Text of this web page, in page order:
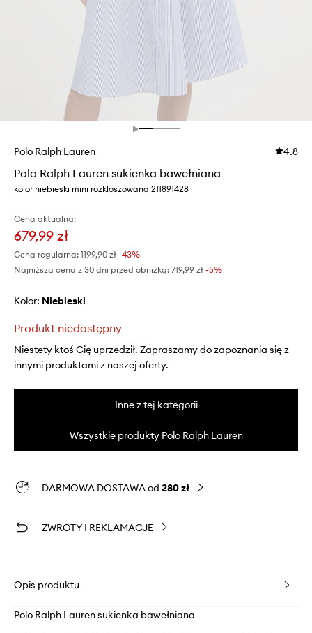
Polo Ralph Lauren 4.8
Polo Ralph Lauren sukienka bawełniana
kolor niebieski mini rozkloszowana 211891428
Cena aktualna:
679,99 zł
Cena regularna: 1199,90 zł -43%
Najniższa cena z 30 dni przed obniżką: 719,99 zł -5%
Kolor: niebieski
Produkt niedostępny
Niestety ktoś Cię uprzedził. Zapraszamy do zapoznania się z
innymi produktami z naszej oferty.
Inne z tej kategorii
Wszystkie produkty Polo Ralph Lauren
DARMOWA DOSTAWA od 280 zł
ZWROTY I REKLAMACJE
Opis produktu
Polo Ralph Lauren sukienka bawełniana